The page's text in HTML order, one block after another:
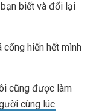
biết và đổi lại
hiến hết mình
cũng được làm
cùng lúc.